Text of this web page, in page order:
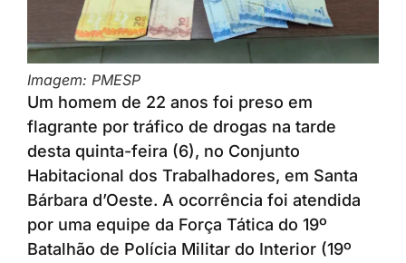
Imagem: PMESP
Um homem de 22 anos foi preso em
flagrante por tráfico de drogas na tarde
desta quinta-feira (6), no Conjunto
Habitacional dos Trabalhadores, em Santa
Bárbara d’Oeste. A ocorrência foi atendida
por uma equipe da Força Tática do 19º
Batalhão de Polícia Militar do Interior (19º